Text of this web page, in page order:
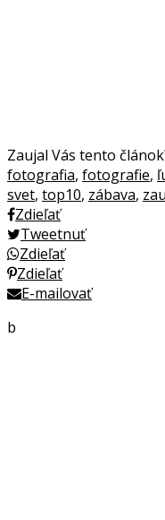
Zaujal Vás tento
fotografia, fotografie,
svet, top10, zábava,
Zdieľať
Tweetnuť
Zdieľať
Zdieľať
E-mailovať
b